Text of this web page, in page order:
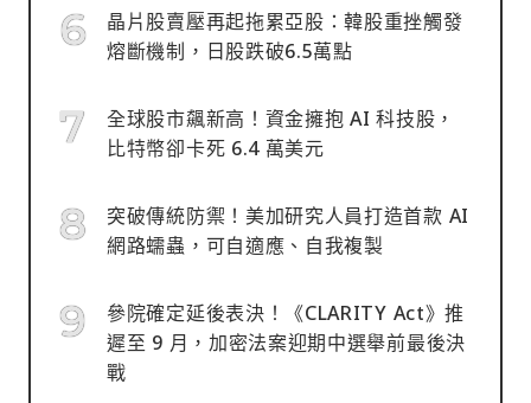
晶片股賣壓再起拖累亞股：韓股重挫觸發
熔斷機制，日股跌破6.5萬點
全球股市飆新高！資金擁抱 AI 科技股，
比特幣卻卡死 6.4 萬美元
突破傳統防禦！美加研究人員打造首款 AI
網路蠕蟲，可自適應、自我複製
參院確定延後表決！《CLARITY Act》推
遲至 9 月，加密法案迎期中選舉前最後決
戰